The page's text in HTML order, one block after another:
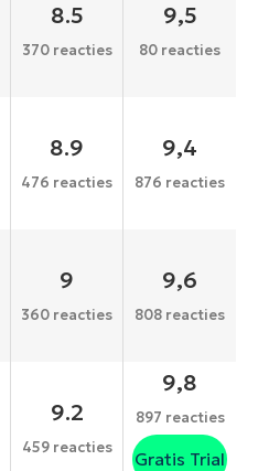
8.5
370 reacties
9,5
80 reacties
8.9
476 reacties
9,4
876 reacties
9
360 reacties
9,6
808 reacties
9.2
459 reacties
9,8
897 reacties
Gratis Trial